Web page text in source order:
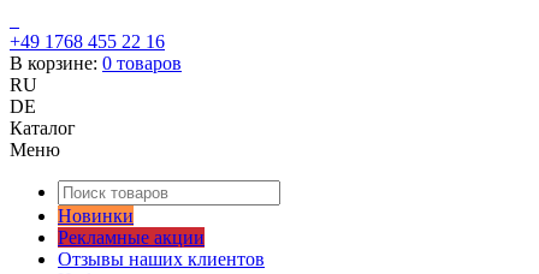
+49 1768 455 22 16
В корзине: 0 товаров
RU
DE
Каталог
Меню
Новинки
Рекламные акции
Отзывы наших клиентов